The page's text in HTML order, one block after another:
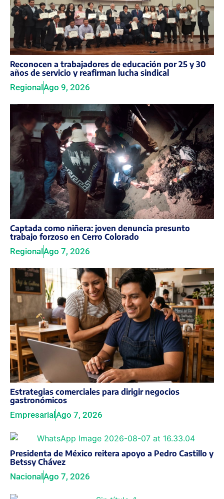
Reconocen a trabajadores de educación por 25 y 30
años de servicio y reafirman lucha sindical
Regional Ago 9, 2026
Captada como niñera: joven denuncia presunto
trabajo forzoso en Cerro Colorado
RegionalAgo 7, 2026
Estrategias comerciales para dirigir negocios
gastronómicos
Empresarial Ago 7, 2026
Presidenta de México reitera apoyo a Pedro Castillo y
Betssy Chávez
Nacional Ago 7, 2026